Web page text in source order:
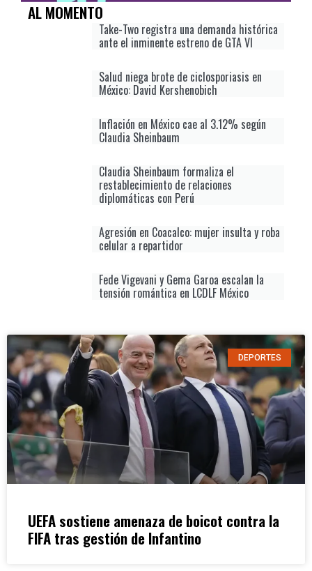
AL MOMENTO
Take-Two registra una demanda histórica
ante el inminente estreno de GTA VI
Salud niega brote de ciclosporiasis en
México: David Kershenobich
Inflación en México cae al 3.12% según
Claudia Sheinbaum
Claudia Sheinbaum formaliza el
restablecimiento de relaciones
diplomáticas con Perú
Agresión en Coacalco: mujer insulta y roba
celular a repartidor
Fede Vigevani y Gema Garoa escalan la
tensión romántica en LCDLF México
DEPORTES
UEFA sostiene amenaza de boicot contra la
FIFA tras gestión de Infantino